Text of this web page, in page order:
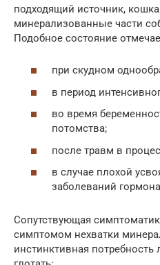
подходящий источник,
минерализованные части
Подобное состояние
при скудном
в период
во время
потомства;
после травм в
в случае плохой
заболеваний
Сопутствующая
симптомом нехватки
инстинктивная потребность